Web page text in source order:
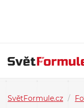
SvětFormule.cz /